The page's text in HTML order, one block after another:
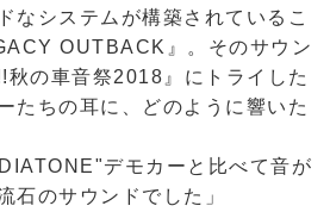
なシステムが構築されているこ
OUTBACK』。そのサウン
秋の車音祭2018』にトライした
たちの耳に、どのように響いた
デモカーと比べて音が
石のサウンドでした」